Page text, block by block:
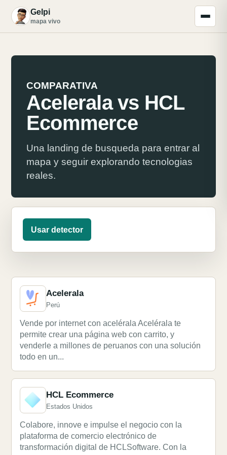
G Gelpi
mapa vivo
COMPARATIVA
Acelerala vs HCL
Ecommerce
Una landing de busqueda para entrar al
mapa y seguir explorando tecnologias
reales.
Usar detector
Acelerala
Perú
Vende por internet con acelérala Acelérala te
permite crear una página web con carrito, y
venderle a millones de peruanos con una solución
todo en un...
HCL Ecommerce
Estados Unidos
Colabore, innove e impulse el negocio con la
plataforma de comercio electrónico de
transformación digital de HCLSoftware. Con la